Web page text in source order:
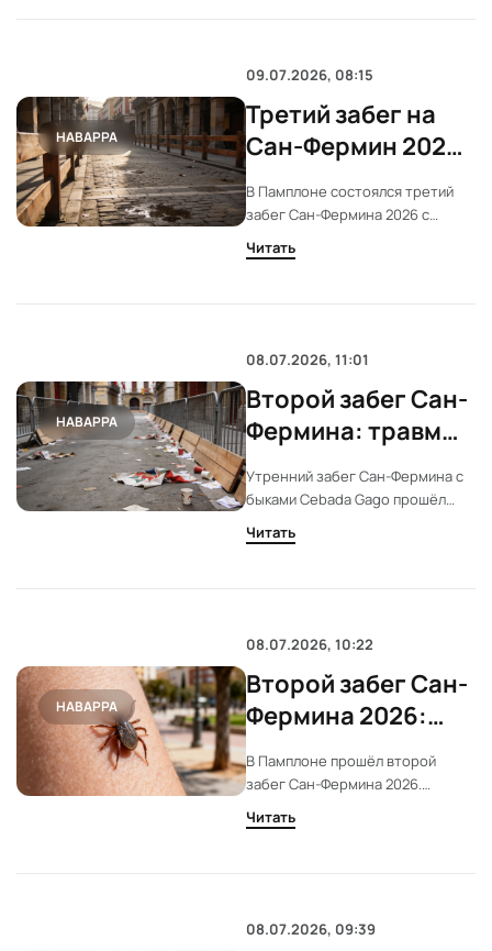
НАВАРРА
09.07.2026, 08:15
Третий забег на
Сан-Фермин 2026:
быки Victoriano del
Río на улицах
Памплоны
В Памплоне состоялся третий
забег Сан-Фермина 2026 с
быками Victoriano del Río. Забег
прошёл быстро и без серьёзных
Читать
НАВАРРА
08.07.2026, 11:01
Второй забег Сан-
Фермина: травмы
и неожиданный
порядок на трассе
Утренний забег Сан-Фермина с
быками Cebada Gago прошёл
быстрее обычного. Один
участник получил роговое
случая обращения за помощью.
Читать
НАВАРРА
08.07.2026, 10:22
Второй забег Сан-
Фермина 2026:
минимальные
травмы и
рекордная
В Памплоне прошёл второй
забег Сан-Фермина 2026.
Серьёзных происшествий не
зафиксировано. Основные
Читать
08.07.2026, 09:39